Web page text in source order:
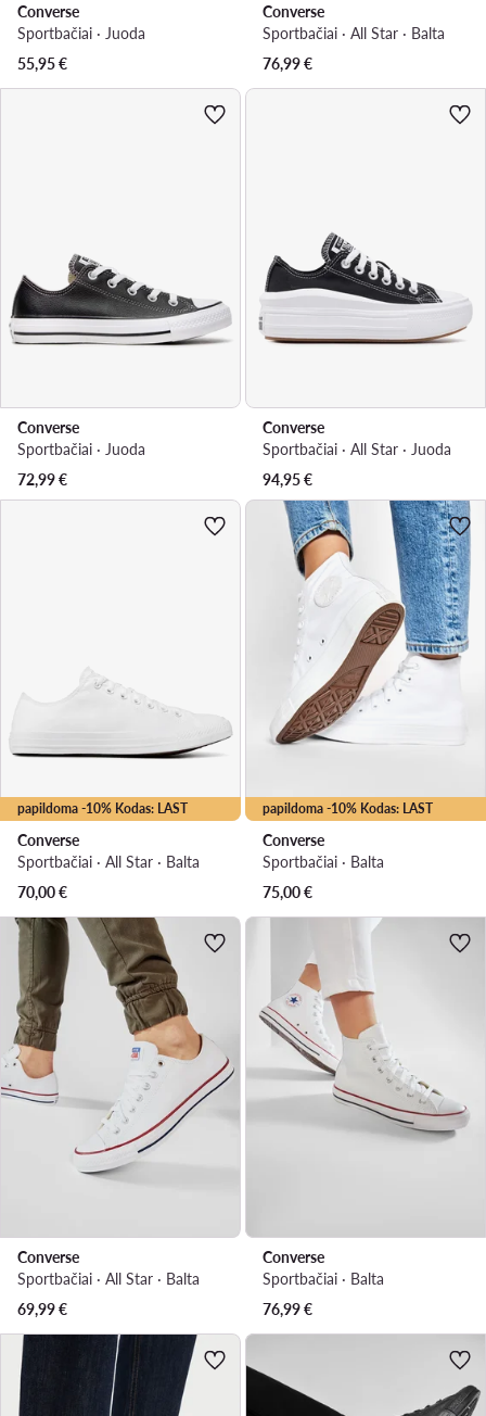
Converse
Sportbačiai · Juoda
55,95€
Converse
Sportbačiai · All Star · Balta
76,99€
Converse
Sportbačiai · Juoda
72,99€
Converse
Sportbačiai · All Star · Juoda
94,95€
papildoma -10% Kodas: LAST
Converse
Sportbačiai · All Star · Balta
70,00€
papildoma -10% Kodas: LAST
Converse
Sportbačiai · Balta
75,00€
Converse
Sportbačiai · All Star · Balta
69,99€
Converse
Sportbačiai · Balta
76,99€